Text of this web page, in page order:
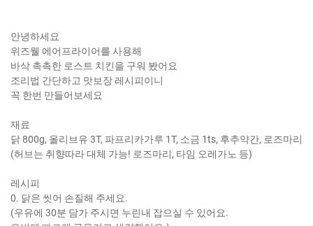
안녕하세요
위즈웰 에어프라이어를 사용해
바삭 촉촉한 로스트 치킨을 구워 봤어요
조리법 간단하고 맛보장 레시피이니
꼭 한번 만들어보세요
재료
닭 800g, 올리브유 3T, 파프리카가루 1T, 소금 1ts, 후추약간, 로즈마리
(허브는 취향따라 대체 가능! 로즈마리, 타임 오레가노 등)
레시피
0. 닭은 씻어 손질해 주세요.
(우유에 30분 담가 주시면 누린내 잡으실 수 있어요.